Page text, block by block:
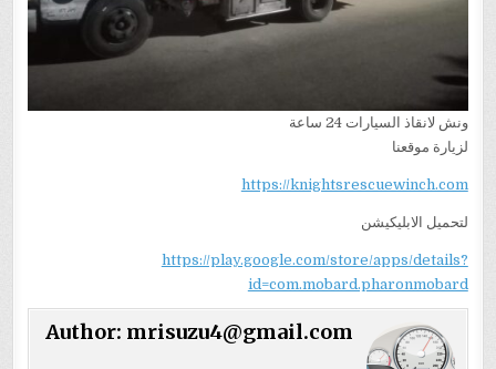
ونش لانقاذ السيارات 24 ساعة
لزيارة موقعنا
https://knightsrescuewinch.com
لتحميل الابليكيشن
https://play.google.com/store/apps/details?
id=com.mobard.pharonmobard
Author: mrisuzu4@gmail.com